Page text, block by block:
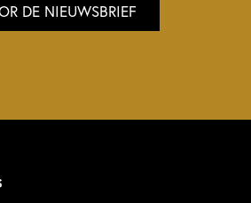
DE NIEUWSBRIEF